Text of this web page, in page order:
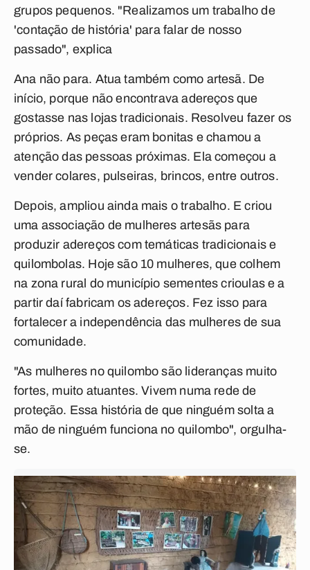
grupos pequenos. "Realizamos um trabalho de
'contação de história' para falar de nosso
passado", explica
Ana não para. Atua também como artesã. De
início, porque não encontrava adereços que
gostasse nas lojas tradicionais. Resolveu fazer os
próprios. As peças eram bonitas e chamou a
atenção das pessoas próximas. Ela começou a
vender colares, pulseiras, brincos, entre outros.
Depois, ampliou ainda mais o trabalho. E criou
uma associação de mulheres artesãs para
produzir adereços com temáticas tradicionais e
quilombolas. Hoje são 10 mulheres, que colhem
na zona rural do município sementes crioulas e a
partir daí fabricam os adereços. Fez isso para
fortalecer a independência das mulheres de sua
comunidade.
"As mulheres no quilombo são lideranças muito
fortes, muito atuantes. Vivem numa rede de
proteção. Essa história de que ninguém solta a
mão de ninguém funciona no quilombo", orgulha-
se.